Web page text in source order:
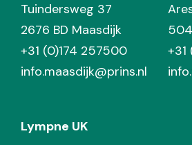
Tuindersweg 37
2676 BD Maasdijk
+31 (0)174 257500
info.maasdijk@prins.nl
+31
Lympne UK